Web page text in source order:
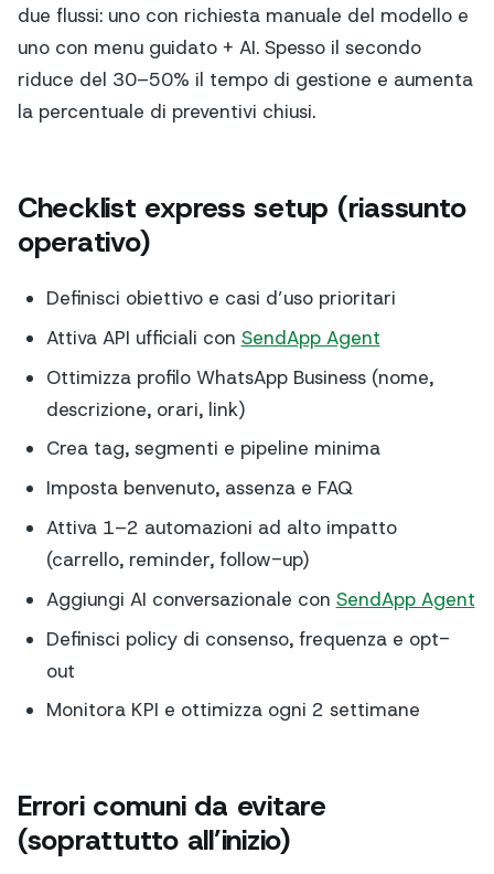
due flussi: uno con richiesta manuale del modello e
uno con menu guidato + AI. Spesso il secondo
riduce del 30–50% il tempo di gestione e aumenta
la percentuale di preventivi chiusi.
Checklist express setup (riassunto
operativo)
Definisci obiettivo e casi d’uso prioritari
Attiva API ufficiali con SendApp Agent
Ottimizza profilo WhatsApp Business (nome,
descrizione, orari, link)
Crea tag, segmenti e pipeline minima
Imposta benvenuto, assenza e FAQ
Attiva 1–2 automazioni ad alto impatto
(carrello, reminder, follow-up)
Aggiungi AI conversazionale con SendApp Agent
Definisci policy di consenso, frequenza e opt-
out
Monitora KPI e ottimizza ogni 2 settimane
Errori comuni da evitare
(soprattutto all’inizio)